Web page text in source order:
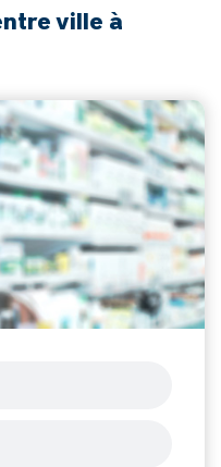
ville à